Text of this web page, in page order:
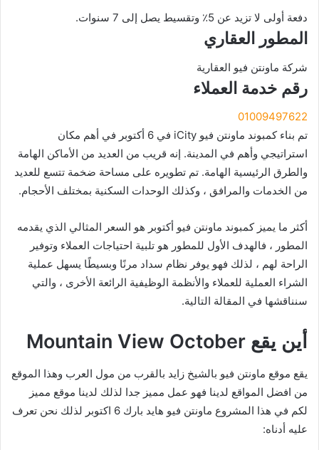
دفعة أولى لا تزيد عن 5٪ وتقسيط يصل إلى 7 سنوات.
المطور العقاري
شركة ماونتن فيو العقارية
رقم خدمة العملاء
01009497622
تم بناء كمبوند ماونتن فيو iCity في 6 أكتوبر في أهم مكان
استراتيجي وأهم في المدينة. إنه قريب من العديد من الأماكن الهامة
والطرق الرئيسية الهامة. تم تطويره على مساحة ضخمة تتسع للعديد
من الخدمات والمرافق ، وكذلك الوحدات السكنية بمختلف الأحجام.
أكثر ما يميز كمبوند ماونتن فيو أكتوبر هو السعر المثالي الذي يقدمه
المطور ، فالهدف الأول للمطور هو تلبية احتياجات العملاء وتوفير
الراحة لهم ، لذلك فهو يوفر نظام سداد مرنًا وبسيطًا يسهل عملية
الشراء العملية للعملاء والأنظمة الوظيفية الرائعة الأخرى ، والتي
سنناقشها في المقالة التالية.
أين يقع Mountain View October
يقع موقع ماونتن فيو بالشيخ زايد بالقرب من مول العرب وهذا الموقع
من افضل المواقع لدينا فهو عمل مميز جدا لذلك لدينا موقع مميز
لكم في هذا المشروع ماونتن فيو هايد بارك 6 اكتوبر لذلك نحن تعرف
عليه أدناه: